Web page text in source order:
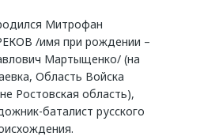
Митрофан
/имя при рождении –
Мартыщенко/ (на
Область Войска
Ростовская область),
баталист русского